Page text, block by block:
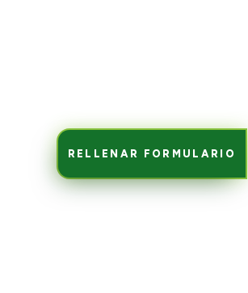
RELLENAR FORMULARIO